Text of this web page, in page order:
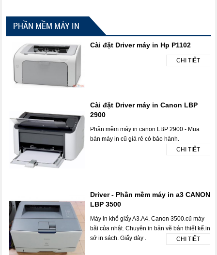
PHẦN MỀM MÁY IN
Cài đặt Driver máy in Hp P1102
CHI TIẾT
Cài đặt Driver máy in Canon LBP
2900
Phần mềm máy in canon LBP 2900 - Mua
bán máy in cũ giá rẻ có bảo hành.
CHI TIẾT
Driver - Phần mềm máy in a3 CANON
LBP 3500
Máy in khổ giấy A3.A4. Canon 3500.cũ máy
bãi của nhật. Chuyên in bản vẽ bản thiết kế.in
sớ in sách. Giấy dày .
CHI TIẾT